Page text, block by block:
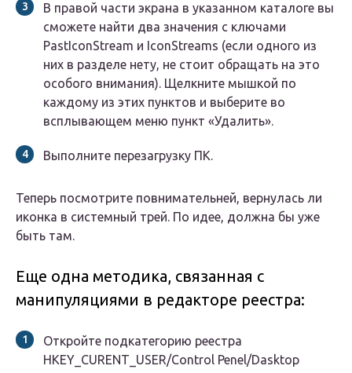
В правой части экрана в указанном каталоге вы
сможете найти два значения с ключами
PastIconStream и IconStreams (если одного из
них в разделе нету, не стоит обращать на это
особого внимания). Щелкните мышкой по
каждому из этих пунктов и выберите во
всплывающем меню пункт «Удалить».
Выполните перезагрузку ПК.
Теперь посмотрите повнимательней, вернулась ли
иконка в системный трей. По идее, должна бы уже
быть там.
Еще одна методика, связанная с
манипуляциями в редакторе реестра:
Откройте подкатегорию реестра
HKEY_CURENT_USER/Control Penel/Dasktop